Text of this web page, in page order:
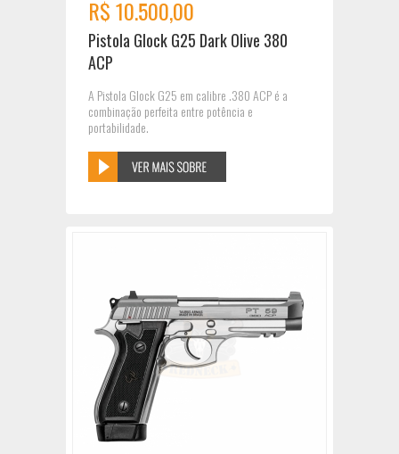
R$ 10.500,00
Pistola Glock G25 Dark Olive 380
ACP
A Pistola Glock G25 em calibre .380 ACP é a
combinação perfeita entre potência e
portabilidade.